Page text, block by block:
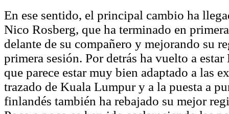
En ese sentido, el principal cambio ha
Nico Rosberg, que ha terminado en
delante de su compañero y mejorando su
primera sesión. Por detrás ha vuelto a
que parece estar muy bien adaptado a las
trazado de Kuala Lumpur y a la puesta a
finlandés también ha rebajado su mejor